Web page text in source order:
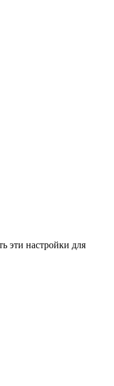
эти настройки для